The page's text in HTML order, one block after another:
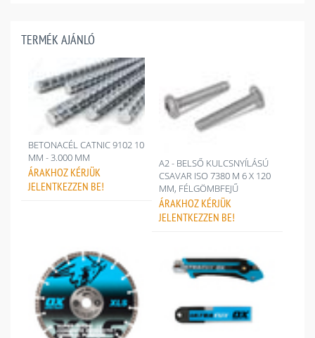
TERMÉK AJÁNLÓ
BETONACÉL CATNIC 9102 10
MM - 3.000 MM
ÁRAKHOZ KÉRJÜK
JELENTKEZZEN BE!
A2 - BELSŐ KULCSNYÍLÁSÚ
CSAVAR ISO 7380 M 6 X 120
MM, FÉLGÖMBFEJŰ
ÁRAKHOZ KÉRJÜK
JELENTKEZZEN BE!